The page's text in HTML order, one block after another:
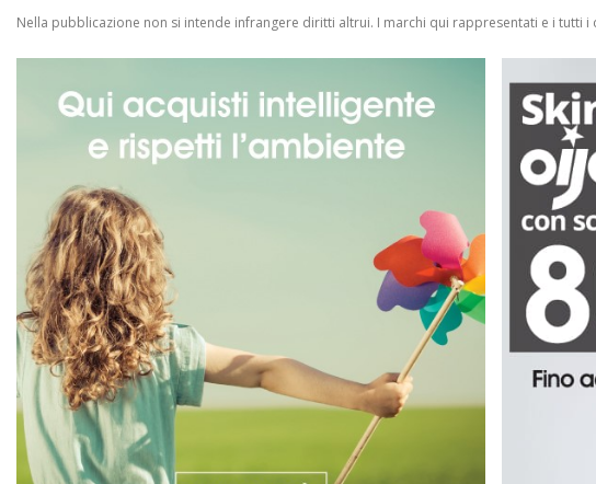
Nella pubblicazione non si intende infrangere diritti altrui. I marchi qui rappresentati e i tutti